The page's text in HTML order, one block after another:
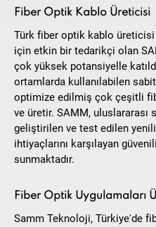
Fiber Optik Kablo Üreticisi
Türk fiber optik kablo
için etkin bir tedarikçi olan
çok yüksek potansiyelle
ortamlarda kullanılabilen
optimize edilmiş çok çeşitli
ve üretir. SAMM, uluslararası
geliştirilen ve test edilen
ihtiyaçlarını karşılayan
sunmaktadır.
Fiber Optik Uygulamaları
Samm Teknoloji, Türkiye'de